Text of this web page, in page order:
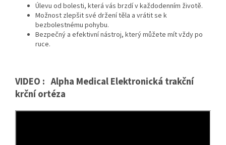
Úlevu od bolesti, která vás brzdí v každodenním životě.
Možnost zlepšit své držení těla a vrátit se k
bezbolestnému pohybu.
Bezpečný a efektivní nástroj, který můžete mít vždy po
ruce.
VIDEO : Alpha Medical Elektronická trakční
krční ortéza